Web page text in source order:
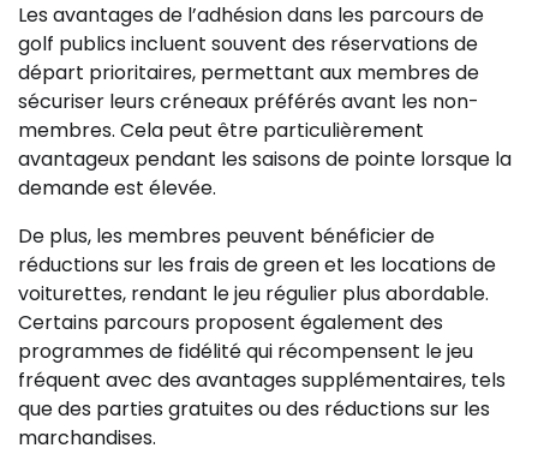
Les avantages de l’adhésion dans les parcours de
golf publics incluent souvent des réservations de
départ prioritaires, permettant aux membres de
sécuriser leurs créneaux préférés avant les non-
membres. Cela peut être particulièrement
avantageux pendant les saisons de pointe lorsque la
demande est élevée.
De plus, les membres peuvent bénéficier de
réductions sur les frais de green et les locations de
voiturettes, rendant le jeu régulier plus abordable.
Certains parcours proposent également des
programmes de fidélité qui récompensent le jeu
fréquent avec des avantages supplémentaires, tels
que des parties gratuites ou des réductions sur les
marchandises.